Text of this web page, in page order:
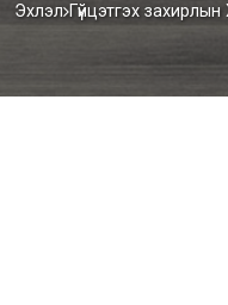
Эхлэл Гүйцэтгэх